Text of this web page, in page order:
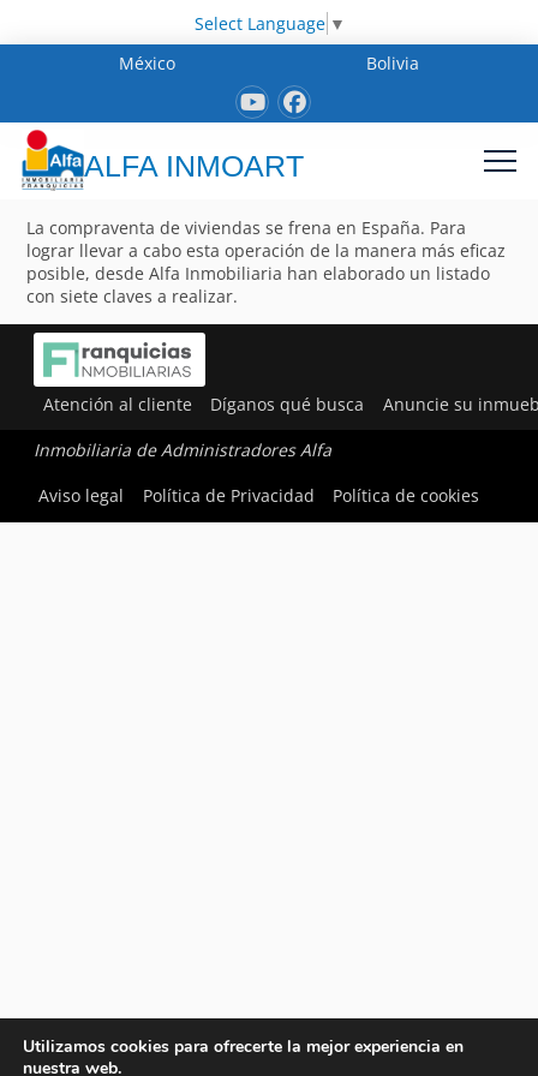
Select Language ▼
México
Bolivia
ALFA INMOART
La compraventa de viviendas se frena en España. Para
lograr llevar a cabo esta operación de la manera más eficaz
posible, desde Alfa Inmobiliaria han elaborado un listado
con siete claves a realizar.
Atención al cliente Díganos qué busca Anuncie su
Inmobiliaria de Administradores Alfa
Aviso legal
Política de Privacidad Política de cookies
Utilizamos cookies para ofrecerte la mejor experiencia en
nuestra web.